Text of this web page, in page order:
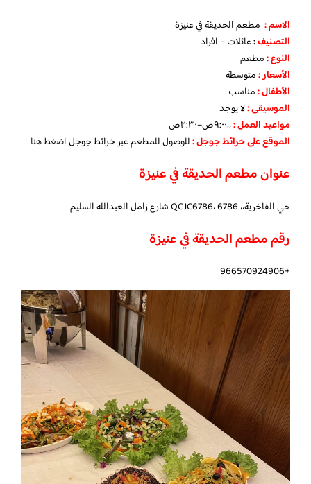
الاسم : مطعم الحديقة في عنيزة
التصنيف:عائلات – افراد
النوع :مطعم
الأسعار:متوسطة
الأطفال:مناسب
الموسيقى :لا يوجد
مواعيد العمل :،،٩:٠٠ص–٢:٣٠ص
الموقع على خرائط جوجل:للوصول للمطعم عبر خرائط جوجلاضغط هنا
عنوان مطعم الحديقة في عنيزة
حي الفاخرية،، QCJC6786، 6786 شارع زامل العبدالله السليم
رقم مطعم الحديقة في عنيزة
+966570924906